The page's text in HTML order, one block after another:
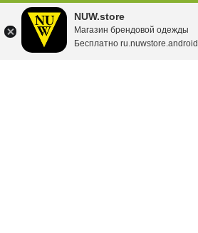
NUW.store
Магазин брендовой одежды
Бесплатно ru.nuwstore.android